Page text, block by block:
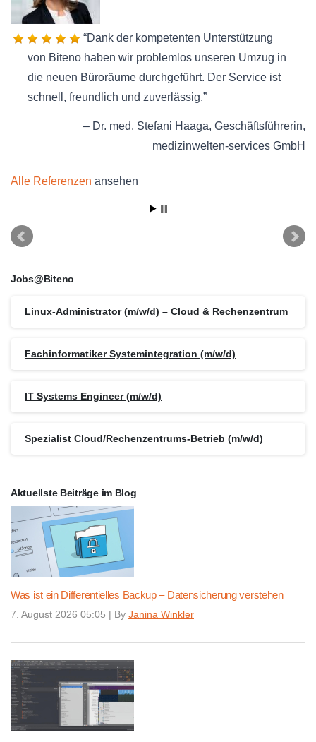
Dank der kompetenten Unterstützung
von Biteno haben wir problemlos unseren Umzug in
die neuen Büroräume durchgeführt. Der Service ist
schnell, freundlich und zuverlässig.
Dr. med. Stefani Haaga Geschäftsführerin
medizinwelten-services GmbH
Alle Referenzen ansehen
Jobs@Biteno
Linux-Administrator (m/w/d) – Cloud & Rechenzentrum
Fachinformatiker Systemintegration (m/w/d)
IT Systems Engineer (m/w/d)
Spezialist Cloud/Rechenzentrums-Betrieb (m/w/d)
Aktuellste Beiträge im Blog
Was ist ein Differentielles Backup – Datensicherung verstehen
7. August 2026 05:05 | By Janina Winkler